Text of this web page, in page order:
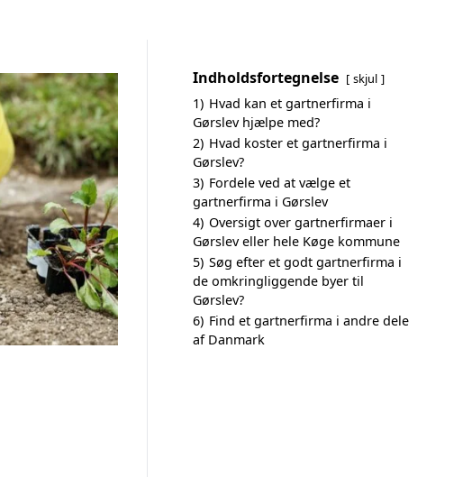
Indholdsfortegnelse skjul
1) Hvad kan et gartnerfirma i
Gørslev hjælpe med?
2) Hvad koster et gartnerfirma i
Gørslev?
3) Fordele ved at vælge et
gartnerfirma i Gørslev
4) Oversigt over gartnerfirmaer i
Gørslev eller hele Køge kommune
5) Søg efter et godt gartnerfirma i
de omkringliggende byer til
Gørslev?
6) Find et gartnerfirma i andre dele
af Danmark